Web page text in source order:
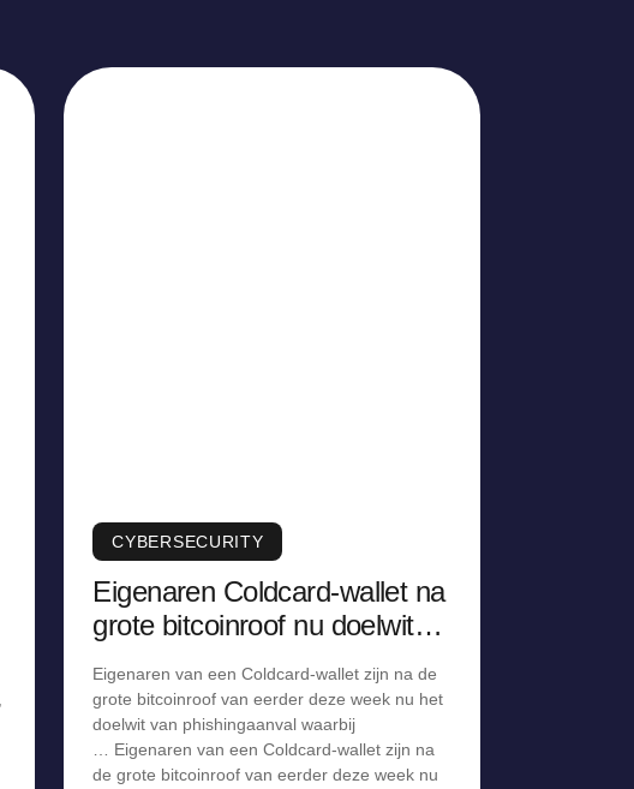
CYBERSECURITY
Eigenaren Coldcard-wallet na
grote bitcoinroof nu doelwit
Eigenaren van een Coldcard-wallet zijn na de
grote bitcoinroof van eerder deze week nu het
doelwit van phishingaanval waarbij
… Eigenaren van een Coldcard-wallet zijn na
de grote bitcoinroof van eerder deze week nu